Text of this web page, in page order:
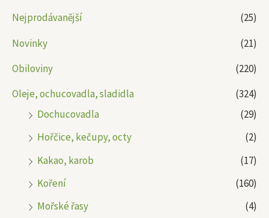
Nejprodávanější
(25)
Novinky
(21)
Obiloviny
(220)
Oleje, ochucovadla, sladidla
(324)
Dochucovadla
(29)
Hořčice, kečupy, octy
(2)
Kakao, karob
(17)
Koření
(160)
Mořské řasy
(4)